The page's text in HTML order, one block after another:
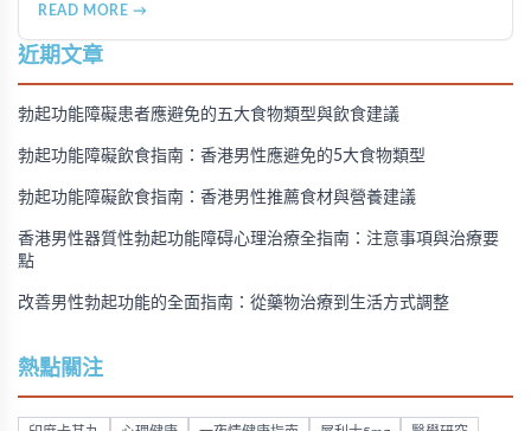
READ MORE →
近期文章
勃起功能障礙患者應避免的五大食物類型與飲食建議
勃起功能障礙飲食指南：香港男性應避免的5大食物類型
勃起功能障礙飲食指南：香港男性推薦食材與營養建議
香港男性器質性勃起功能障碍心理治療全指南：注意事項與治療要
點
改善男性勃起功能的全面指南：從藥物治療到生活方式調整
熱點關注